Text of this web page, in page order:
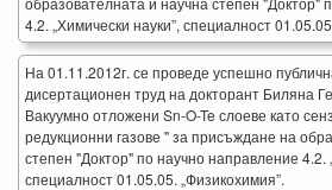
4.2. „Химически науки”, специалност
На 01.11.2012г. се проведе успешно
дисертационен труд на докторант Биляна
Вакуумно отложени Sn-O-Te слоеве като
редукционни газове " за присъждане на
степен "Доктор" по научно направление 4.2.
специалност 01.05.05. „Физикохимия”.